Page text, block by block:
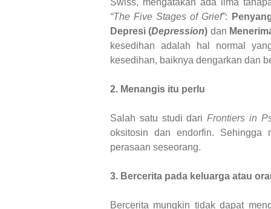
Swiss, mengatakan ada lima
“The Five Stages of Grief”:
Depresi (Depression) dan
kesedihan adalah hal normal
kesedihan, baiknya dengarkan dan
2. Menangis itu perlu
Salah satu studi dariFrontiers in
oksitosin dan endorfin. Sehingga
perasaan seseorang.
3. Bercerita pada keluarga atau
Bercerita mungkin tidak dapat